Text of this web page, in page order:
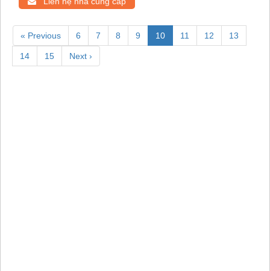
« Previous 6 7 8 9 10 11 12 13
14 15 Next ›